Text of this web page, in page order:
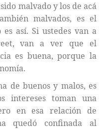
malvado y los de acá
malvados, es el
así. Si ustedes van a
van a ver que el
es buena, porque la
de buenos y malos, es
intereses toman una
en esa relación de
quedó confinada al